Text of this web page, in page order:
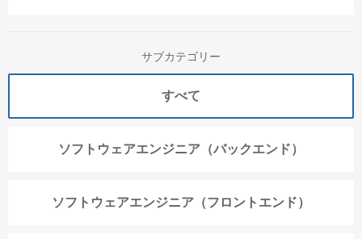
サブカテゴリー
すべて
ソフトウェアエンジニア（バックエンド）
ソフトウェアエンジニア（フロントエンド）